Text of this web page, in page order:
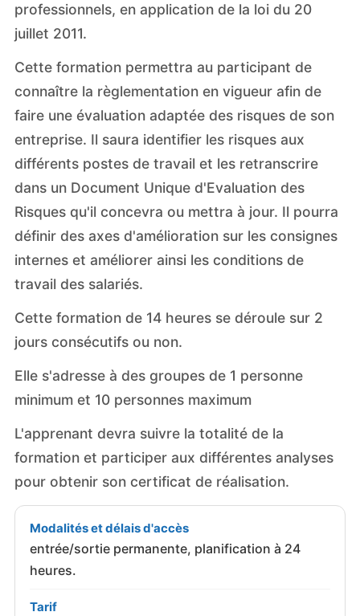
professionnels, en application de la loi du 20
juillet 2011.
Cette formation permettra au participant de
connaître la règlementation en vigueur afin de
faire une évaluation adaptée des risques de son
entreprise. Il saura identifier les risques aux
différents postes de travail et les retranscrire
dans un Document Unique d'Evaluation des
Risques qu'il concevra ou mettra à jour. Il pourra
définir des axes d'amélioration sur les consignes
internes et améliorer ainsi les conditions de
travail des salariés.
Cette formation de 14 heures se déroule sur 2
jours consécutifs ou non.
Elle s'adresse à des groupes de 1 personne
minimum et 10 personnes maximum
L'apprenant devra suivre la totalité de la
formation et participer aux différentes analyses
pour obtenir son certificat de réalisation.
Modalités et délais d'accès
entrée/sortie permanente, planification à 24
heures.
Tarif